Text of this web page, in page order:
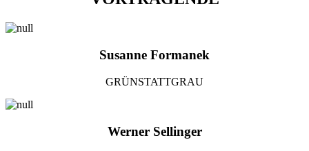
Susanne Formanek
GRÜNSTATTGRAU
Werner Sellinger